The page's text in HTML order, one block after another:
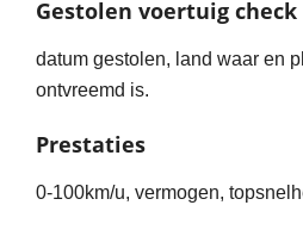
Gestolen voertuig check
datum gestolen, land waar en
ontvreemd is.
Prestaties
0-100km/u, vermogen,